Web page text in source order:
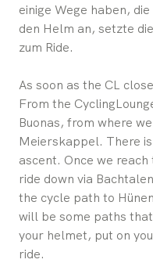
einige Wege haben,
den Helm an, setzte
zum Ride.
As soon as the CL
From the
Buonas, from where
Meierskappel. There
ascent. Once we
ride down via
the cycle path to
will be some paths
your helmet, put on
ride.